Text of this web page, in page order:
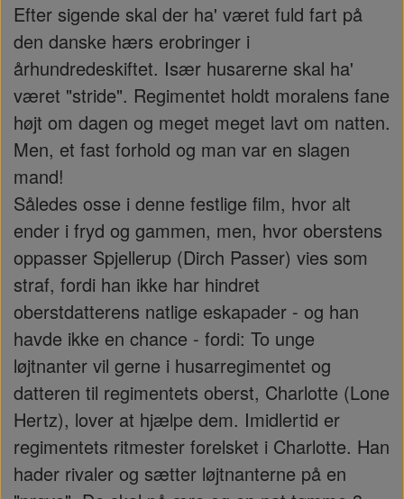
Efter sigende skal der ha' været fuld fart på
den danske hærs erobringer i
århundredeskiftet. Især husarerne skal ha'
været "stride". Regimentet holdt moralens fane
højt om dagen og meget meget lavt om natten.
Men, et fast forhold og man var en slagen
mand!
Således osse i denne festlige film, hvor alt
ender i fryd og gammen, men, hvor oberstens
oppasser Spjellerup (Dirch Passer) vies som
straf, fordi han ikke har hindret
oberstdatterens natlige eskapader - og han
havde ikke en chance - fordi: To unge
løjtnanter vil gerne i husarregimentet og
datteren til regimentets oberst, Charlotte (Lone
Hertz), lover at hjælpe dem. Imidlertid er
regimentets ritmester forelsket i Charlotte. Han
hader rivaler og sætter løjtnanterne på en